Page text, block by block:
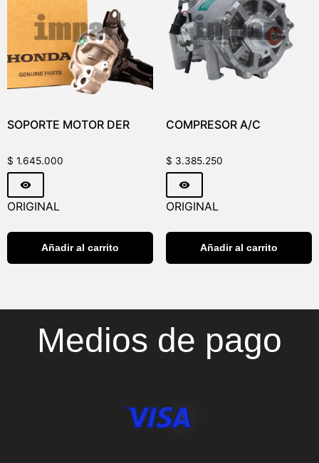
SOPORTE MOTOR DER
$ 1.645.000
ORIGINAL
Añadir al carrito
COMPRESOR A/C
$ 3.385.250
ORIGINAL
Añadir al carrito
Medios de pago